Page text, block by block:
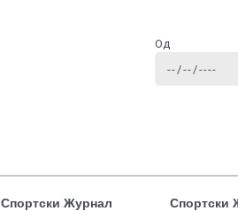
Од
Спортски Журнал
Спортски